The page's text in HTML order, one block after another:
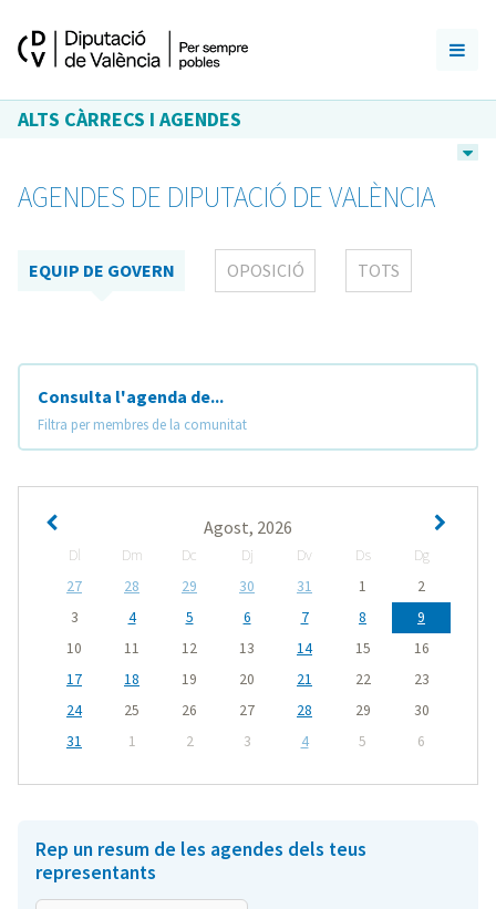
ALTS CÀRRECS I AGENDES
AGENDES DE DIPUTACIÓ DE VALÈNCIA
EQUIP DE GOVERN OPOSICIÓ TOTS
Consulta l'agenda de...
Filtra per membres de la comunitat
Agost, 2026
Dl Dm Dc Dj Dv Ds
Dg
27
28 29 30 31 1
2
3
4 5 6 7 8
9
10
11 12 13 14 15
16
17
18 19 20 21 22
23
24
25 26 27 28 29
30
31
1 2 3 4 5 6
Rep un resum de les agendes dels teus
representants